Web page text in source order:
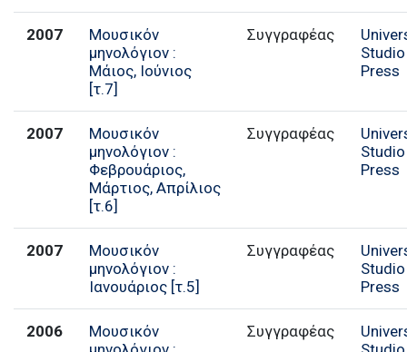
2007
Μουσικόν
μηνολόγιον :
Μάιος, Ιούνιος
[τ.7]
Συγγραφέας
Studio
Press
2007
Μουσικόν
μηνολόγιον :
Φεβρουάριος,
Μάρτιος, Απρίλιος
[τ.6]
Συγγραφέας
Studio
Press
2007
Μουσικόν
μηνολόγιον :
Ιανουάριος [τ.5]
Συγγραφέας
Studio
Press
2006
Μουσικόν
Συγγραφέας